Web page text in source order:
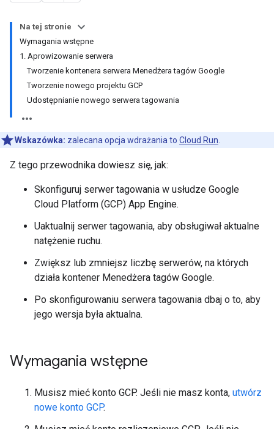
Na tej stronie
Wymagania wstępne
1. Aprowizowanie serwera
Tworzenie kontenera serwera Menedżera tagów Google
Tworzenie nowego projektu GCP
Udostępnianie nowego serwera tagowania
Wskazówka: zalecana opcja wdrażania to Cloud Run
Z tego przewodnika dowiesz się, jak:
Skonfiguruj serwer tagowania w usłudze Google
Cloud Platform (GCP) App Engine.
Uaktualnij serwer tagowania, aby obsługiwał aktualne
natężenie ruchu.
Zwiększ lub zmniejsz liczbę serwerów, na których
działa kontener Menedżera tagów Google.
Po skonfigurowaniu serwera tagowania dbaj o to, aby
jego wersja była aktualna.
Wymagania wstępne
Musisz mieć konto GCP. Jeśli nie masz konta, utwórz
nowe konto GCP.